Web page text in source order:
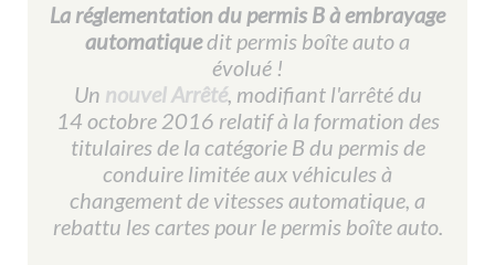
La réglementation du permis B à embrayage
automatiquedit permis boîte auto a
évolué !
Un nouvel Arrêté, modifiant l'arrêté du
14 octobre 2016 relatif à la formation des
titulaires de la catégorie B du permis de
conduire limitée aux véhicules à
changement de vitesses automatique, a
rebattu les cartes pour le permis boîte auto.